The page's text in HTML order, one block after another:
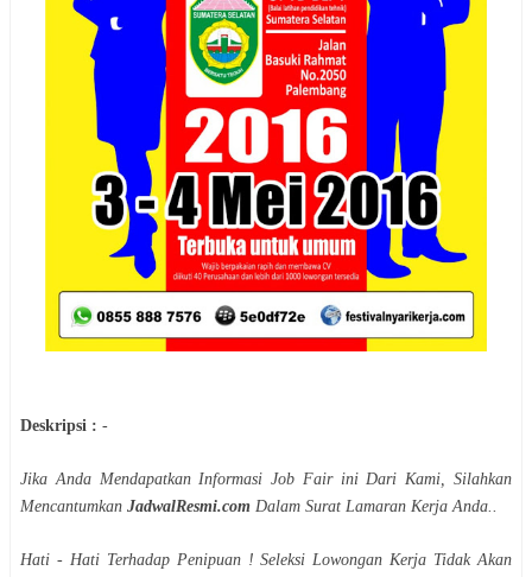
Deskripsi : -
Jika Anda Mendapatkan Informasi Job Fair ini Dari Kami, Silahkan
Mencantumkan JadwalResmi.com Dalam Surat Lamaran Kerja Anda..
Hati - Hati Terhadap Penipuan ! Seleksi Lowongan Kerja Tidak Akan